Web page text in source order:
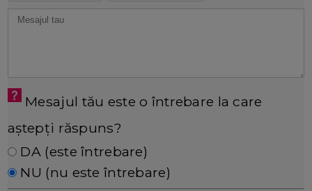
Mesajul tău este o întrebare la care
aștepți răspuns?
DA (este întrebare)
NU (nu este întrebare)